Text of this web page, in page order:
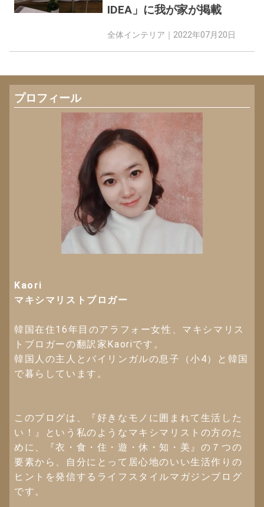
IDEA」に我が家が掲載
全体インテリア｜2022年07月20日
プロフィール
Kaori
マキシマリストブロガー
韓国在住16年目のアラフォー女性、マキシマリス
トブロガーの翻訳家Kaoriです。
韓国人の主人とバイリンガルの息子（小4）と韓国
で暮らしています。
このブログは、『好きなモノに囲まれて生活した
い！』という私のようなマキシマリストの方のた
めに、『衣・食・住・遊・休・知・美』の７つの
要素から、自分にとって居心地のいい生活作りの
ヒントを発信するライフスタイルマガジンブログ
です。